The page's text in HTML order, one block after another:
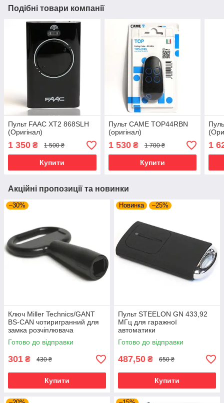
Подібні товари компанії
Пульт FAAC XT2 868SLH
(Оригінал)
1 350 ₴ 1 500 ₴
Купити
Пульт CAME TOP44RBN
(оригінал)
1 530₴ 1 700 ₴
Купити
1
Акційні пропозиції та новинки
–30%
Ключ Miller Technics/GANT
BS-CAN чотиригранний для
замка розчіплювача
переведення в ручний режим
Готово до відправки
301 ₴ 430 ₴
Купити
Новинка –25%
Пульт STEELON GN 433,92
МГц для гаражної
автоматики
Готово до відправки
487,50 ₴ 650 ₴
Купити